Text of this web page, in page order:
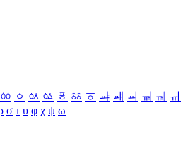
ㆀ ㆁ ㆂ ㆃ ㆄ ㆅ ㆆ ㆇ ㆈ ㆉ ㆊ ㆋ ㆌ
σ τ υ φ χ ψ ω